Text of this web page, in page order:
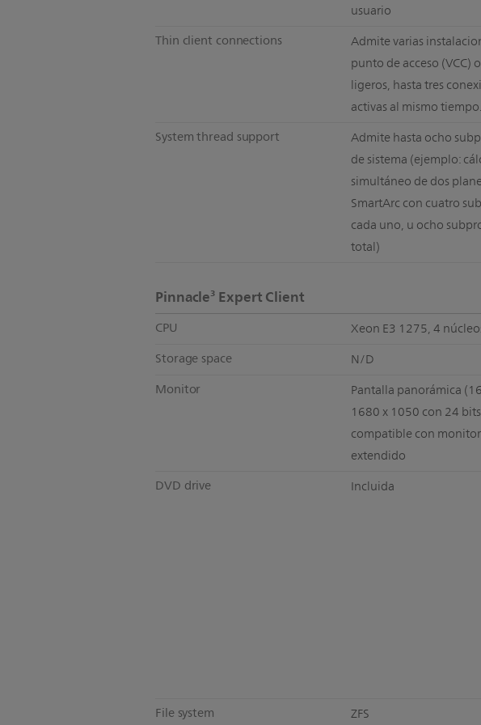
usuario
Thin client connections
Admite varias
punto de acceso (VCC)
ligeros, hasta tres
activas al mismo tiempo.
System thread support
Admite hasta ocho
de sistema (ejemplo:
simultáneo de dos
SmartArc con cuatro
cada uno, u ocho
total)
Pinnacle³ Expert Client
CPU Xeon E3 1275, 4
Storage space N/D
Monitor
Pantalla panorámica
1680 x 1050 con 24
compatible con monitor
extendido
DVD drive Incluida
File system ZFS